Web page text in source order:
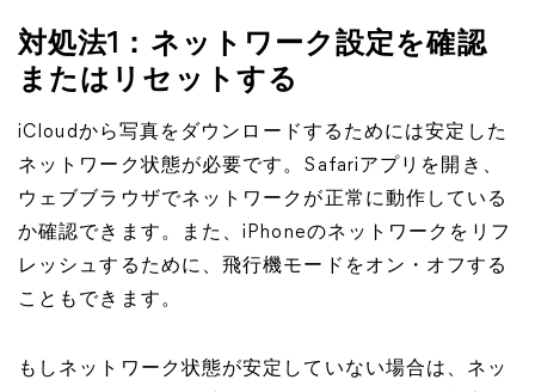
対処法1：ネットワーク設定を確認
またはリセットする
iCloudから写真をダウンロードするためには安定した
ネットワーク状態が必要です。Safariアプリを開き、
ウェブブラウザでネットワークが正常に動作している
か確認できます。また、iPhoneのネットワークをリフ
レッシュするために、飛行機モードをオン・オフする
こともできます。
もしネットワーク状態が安定していない場合は、ネッ